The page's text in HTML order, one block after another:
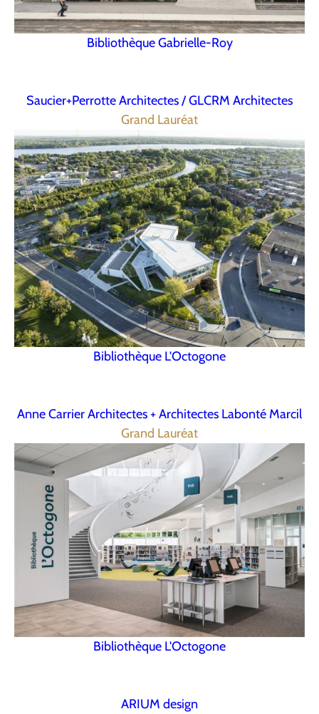
Bibliothèque Gabrielle-Roy
Saucier+Perrotte Architectes / GLCRM Architectes
Grand Lauréat
Bibliothèque L'Octogone
Anne Carrier Architectes + Architectes Labonté Marcil
Grand Lauréat
Bibliothèque L'Octogone
ARIUM design